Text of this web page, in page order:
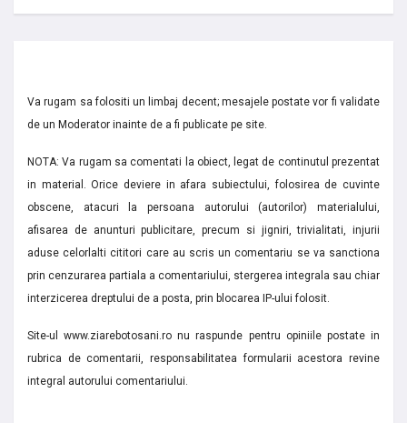
Va rugam sa folositi un limbaj decent; mesajele postate vor fi validate
de un Moderator inainte de a fi publicate pe site.
NOTA: Va rugam sa comentati la obiect, legat de continutul prezentat
in material. Orice deviere in afara subiectului, folosirea de cuvinte
obscene, atacuri la persoana autorului (autorilor) materialului,
afisarea de anunturi publicitare, precum si jigniri, trivialitati, injurii
aduse celorlalti cititori care au scris un comentariu se va sanctiona
prin cenzurarea partiala a comentariului, stergerea integrala sau chiar
interzicerea dreptului de a posta, prin blocarea IP-ului folosit.
Site-ul www.ziarebotosani.ro nu raspunde pentru opiniile postate in
rubrica de comentarii, responsabilitatea formularii acestora revine
integral autorului comentariului.